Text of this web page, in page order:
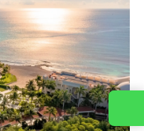
con nosotros